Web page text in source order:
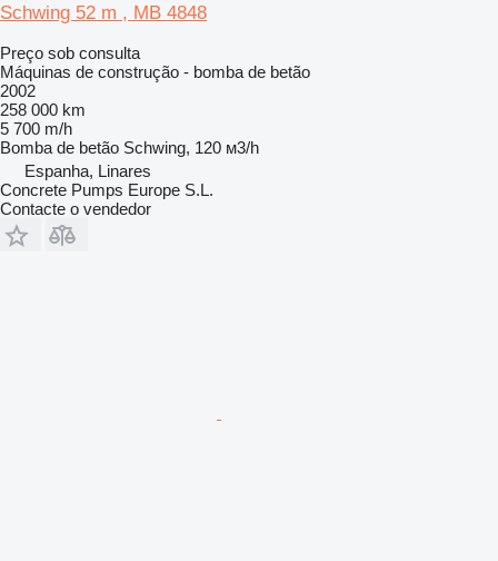
Schwing 52 m , MB 4848
Preço sob consulta
Máquinas de construção - bomba de betão
2002
258 000 km
5 700 m/h
Bomba de betão Schwing, 120 м3/h
Espanha, Linares
Concrete Pumps Europe S.L.
Contacte o vendedor